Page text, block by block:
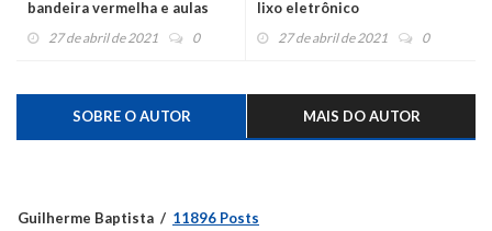
bandeira vermelha e aulas
podem voltar
27 de abril de 2021 0
lixo eletrônico
27 de abril de 2021 0
SOBRE O AUTOR MAIS DO AUTOR
Guilherme Baptista 11896 Posts